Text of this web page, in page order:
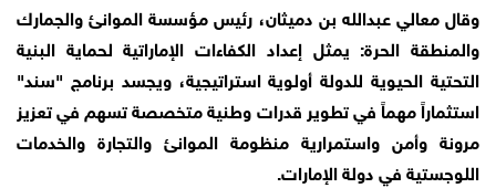
وقال معالي عبدالله بن دميثان، رئيس مؤسسة الموانئ والجمارك
والمنطقة الحرة: يمثل إعداد الكفاءات الإماراتية لحماية البنية
التحتية الحيوية للدولة أولوية استراتيجية، ويجسد برنامج "سند"
استثماراً مهماً في تطوير قدرات وطنية متخصصة تسهم في تعزيز
مرونة وأمن واستمرارية منظومة الموانئ والتجارة والخدمات
اللوجستية في دولة الإمارات.